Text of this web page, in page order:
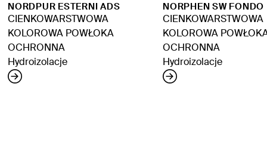
NORDPUR ESTERNI ADS
CIENKOWARSTWOWA
KOLOROWA POWŁOKA
OCHRONNA
Hydroizolacje
NORPHEN SW FONDO
CIENKOWARSTWOWA
KOLOROWA
OCHRONNA
Hydroizolacje